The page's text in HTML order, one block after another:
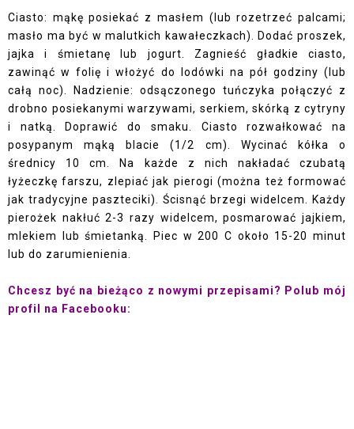
Ciasto: mąkę posiekać z masłem (lub rozetrzeć palcami;
masło ma być w malutkich kawałeczkach). Dodać proszek,
jajka i śmietanę lub jogurt. Zagnieść gładkie ciasto,
zawinąć w folię i włożyć do lodówki na pół godziny (lub
całą noc). Nadzienie: odsączonego tuńczyka połączyć z
drobno posiekanymi warzywami, serkiem, skórką z cytryny
i natką. Doprawić do smaku. Ciasto rozwałkować na
posypanym mąką blacie (1/2 cm). Wycinać kółka o
średnicy 10 cm. Na każde z nich nakładać czubatą
łyżeczkę farszu, zlepiać jak pierogi (można też formować
jak tradycyjne paszteciki). Ścisnąć brzegi widelcem. Każdy
pierożek nakłuć 2-3 razy widelcem, posmarować jajkiem,
mlekiem lub śmietanką. Piec w 200 C około 15-20 minut
lub do zarumienienia.
Chcesz być na bieżąco z nowymi przepisami? Polub mój
profil na Facebooku: